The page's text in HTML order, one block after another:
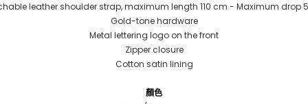
leather shoulder strap, maximum length 110 cm - Maximum drop
Gold-tone hardware
Metal lettering logo on the front
Zipper closure
Cotton satin lining
顏色